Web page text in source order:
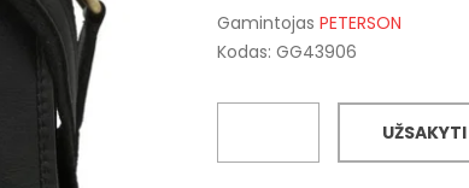
Gamintojas PETERSON
Kodas: GG43906
UŽSAKYTI